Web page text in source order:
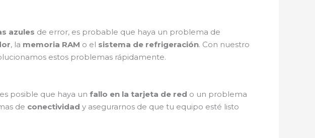
azules de error, es probable que haya un problema de
, la memoria RAM o el sistema de refrigeración. Con nuestro
estos problemas rápidamente.
posible que haya un fallo en la tarjeta de red o un problema
de conectividad y asegurarnos de que tu equipo esté listo